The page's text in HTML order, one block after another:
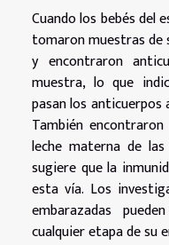
Cuando los bebés del
tomaron muestras de
y encontraron
muestra, lo que
pasan los anticuerpos
También
leche materna de
sugiere que la
esta vía. Los
embarazadas
cualquier etapa de su